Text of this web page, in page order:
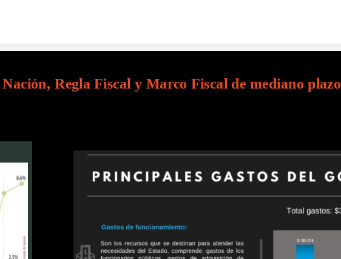
Regla Fiscal y Marco Fiscal de mediano plazo